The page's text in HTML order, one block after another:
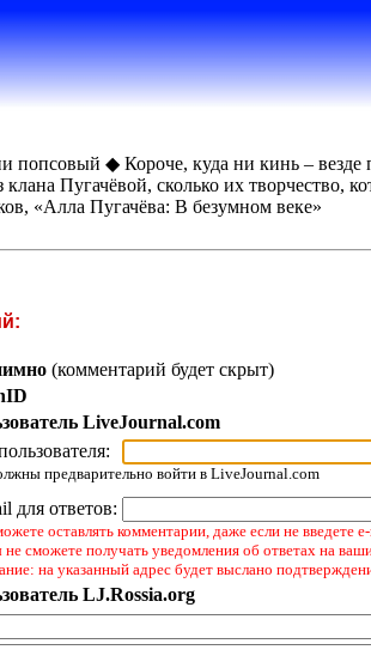
попсовый ◆ Короче, куда ни кинь –
Пугачёвой, сколько их творчество,
«Алла Пугачёва: В безумном веке»
(комментарий будет скрыт)
LiveJournal.com
предварительно войти в LiveJournal.com
для ответов:
оставлять комментарии, даже если не введете
сможете получать уведомления об ответах на
на указанный адрес будет выслано
LJ.Rossia.org